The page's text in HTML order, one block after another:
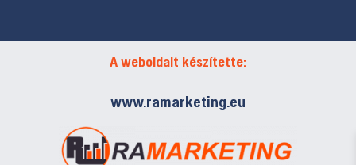
A weboldalt készítette:
www.ramarketing.eu